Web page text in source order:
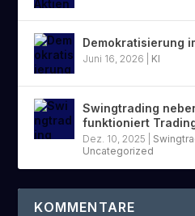
Demokratisierung
Juni 16, 2026 KI
Swingtrading
funktioniert
Dez. 10, 2025
Uncategorized
KOMMENTARE